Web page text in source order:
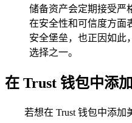
储备资产会定期接受严
在安全性和可信度方面
安全堡垒，也正因如此
选择之一。
在 Trust 钱包中添
若想在 Trust 钱包中添加